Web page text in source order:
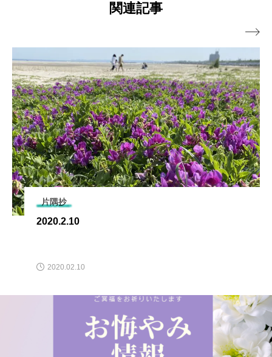
関連記事
片隅抄
2020.2.10
2020.02.10
